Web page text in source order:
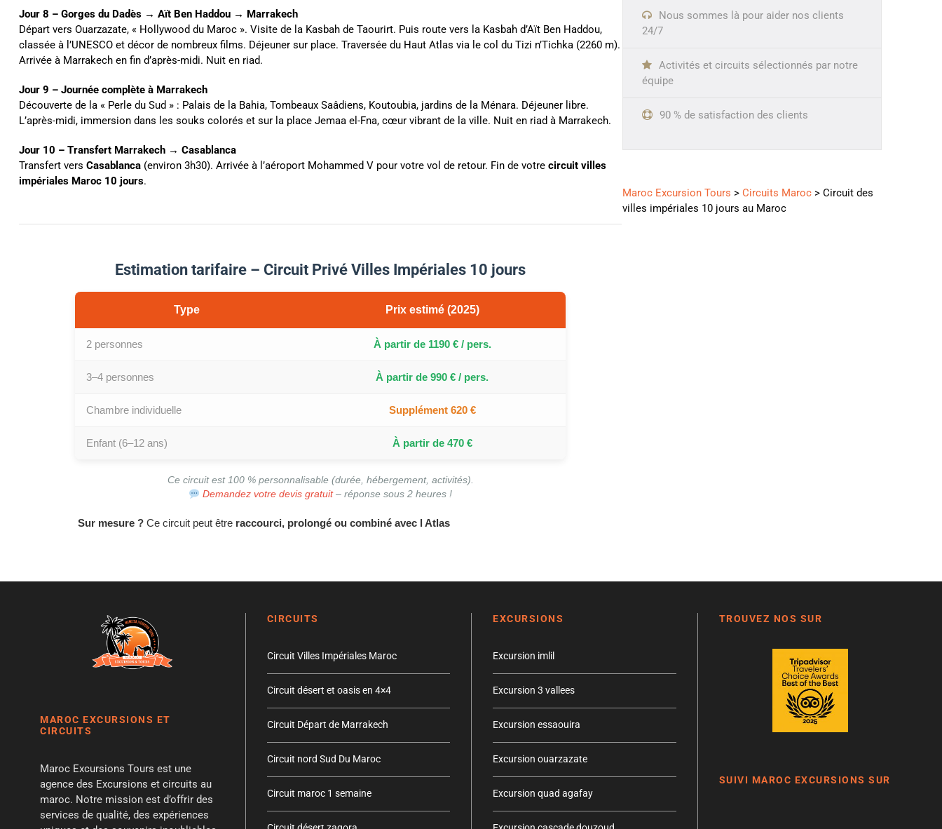
Nous sommes là pour aider nos clients
24/7
Activités et circuits sélectionnés par notre
équipe
90 % de satisfaction des clients
Maroc Excursion Tours > Circuits Maroc > Circuit des
villes impériales 10 jours au Maroc
Jour 8 – Gorges du Dadès → Aït Ben Haddou → Marrakech
Départ vers Ouarzazate, « Hollywood du Maroc ». Visite de la Kasbah de Taourirt. Puis route vers la Kasbah d’Aït Ben Haddou,
classée à l’UNESCO et décor de nombreux films. Déjeuner sur place. Traversée du Haut Atlas via le col du Tizi n’Tichka (2260 m).
Arrivée à Marrakech en fin d’après-midi. Nuit en riad.
Jour 9 – Journée complète à Marrakech
Découverte de la « Perle du Sud » : Palais de la Bahia, Tombeaux Saâdiens, Koutoubia, jardins de la Ménara. Déjeuner libre.
L’après-midi, immersion dans les souks colorés et sur la place Jemaa el-Fna, cœur vibrant de la ville. Nuit en riad à Marrakech.
Jour 10 – Transfert Marrakech → Casablanca
Transfert vers Casablanca (environ 3h30). Arrivée à l’aéroport Mohammed V pour votre vol de retour. Fin de votre circuit villes
impériales Maroc 10 jours.
Estimation tarifaire – Circuit Privé Villes Impériales 10 jours
Type Prix estimé (2025)
2 personnes À partir de 1190 € / pers.
3–4 personnes À partir de 990 € / pers.
Chambre individuelle Supplément 620 €
Enfant (6–12 ans) À partir de 470 €
Ce circuit est 100 % personnalisable (durée, hébergement, activités).
Demandez votre devis gratuit– réponse sous 2 heures !
Sur mesure ? Ce circuit peut être raccourci, prolongé ou combiné avec l Atlas
MAROC EXCURSIONS ET
CIRCUITS
Maroc Excursions Tours est une
agence des Excursions et circuits au
maroc. Notre mission est d’offrir des
services de qualité, des expériences
CIRCUITS
Circuit Villes Impériales Maroc
Circuit désert et oasis en 4×4
Circuit Départ de Marrakech
Circuit nord Sud Du Maroc
Circuit maroc 1 semaine
EXCURSIONS
Excursion imlil
Excursion 3 vallees
Excursion essaouira
Excursion ouarzazate
Excursion quad agafay
TROUVEZ NOS SUR
SUIVI MAROC EXCURSIONS SUR